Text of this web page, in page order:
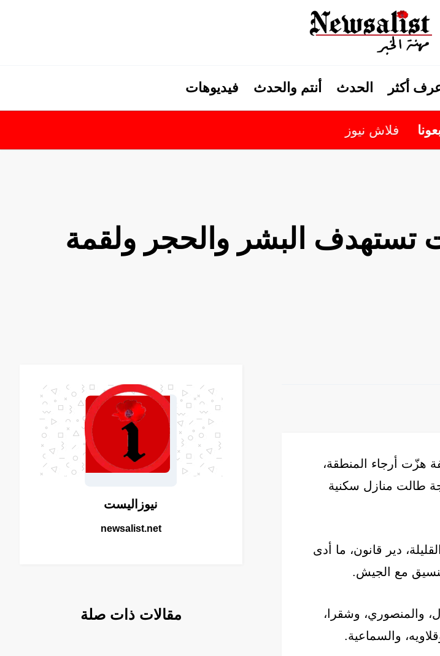
أكثر الحدث أنتم والحدث فيديوهات
تستهدف البشر والحجر ولقمة
هزّت أرجاء المنطقة،
طالت منازل سكنية
دير قانون، ما أدى
مع الجيش.
والمنصوري، وشقرا،
والسماعية.
نيوزاليست
newsalist.net
مقالات ذات صلة